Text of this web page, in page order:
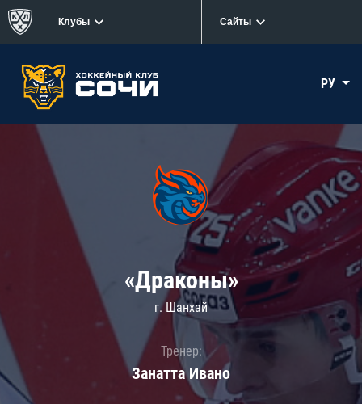
Клубы Сайты
РУ
«Драконы»
г. Шанхай
Тренер:
Занатта Иванo